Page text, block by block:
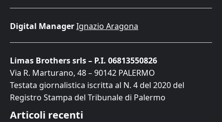
Digital ManagerIgnazio Aragona
Limas Brothers srls – P.I. 06813550826
Via R. Marturano, 48 – 90142 PALERMO
Testata giornalistica iscritta al N. 4 del 2020 del
Registro Stampa del Tribunale di Palermo
Articoli recenti